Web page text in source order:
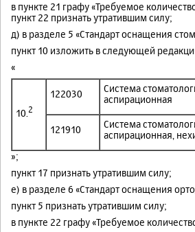
в пункте 21 графу «Требуемое
пункт 22 признать утратившим силу;
д) в разделе 5 «Стандарт оснащения
пункт 10 изложить в следующей
«
10. 2
122030
Система
аспирационная
121910
Система
аспирационная,
»;
пункт 17 признать утратившим силу;
е) в разделе 6 «Стандарт оснащения
пункт 5 признать утратившим силу;
в пункте 22 графу «Требуемое